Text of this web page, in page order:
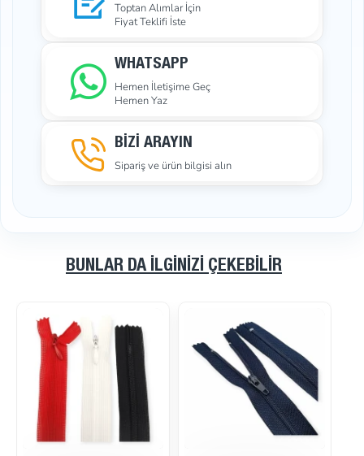
Toptan Alımlar İçin
Fiyat Teklifi İste
WHATSAPP
Hemen İletişime Geç
Hemen Yaz
BİZİ ARAYIN
Sipariş ve ürün bilgisi alın
BUNLAR DA İLGINIZI ÇEKEBILIR